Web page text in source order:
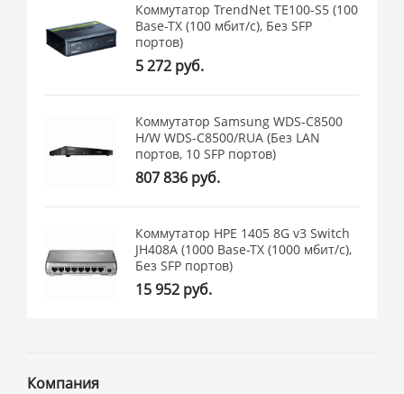
Коммутатор TrendNet TE100-S5 (100
Base-TX (100 мбит/с), Без SFP
портов)
5 272 руб.
Коммутатор Samsung WDS-C8500
H/W WDS-C8500/RUA (Без LAN
портов, 10 SFP портов)
807 836 руб.
Коммутатор HPE 1405 8G v3 Switch
JH408A (1000 Base-TX (1000 мбит/с),
Без SFP портов)
15 952 руб.
Компания